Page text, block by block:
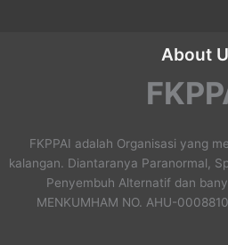
About
FKPPAI adalah Organisasi yang
kalangan. Diantaranya Paranormal,
Penyembuh Alternatif dan
MENKUMHAM NO. AHU-